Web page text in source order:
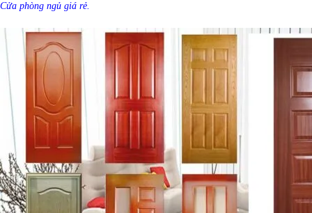
Cửa phòng ngủ giá rẻ.